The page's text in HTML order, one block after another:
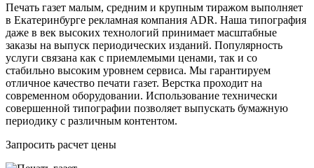
Печать газет малым, средним и крупным тиражом выполняет
в Екатеринбурге рекламная компания ADR. Наша типография
даже в век высоких технологий принимает масштабные
заказы на выпуск периодических изданий. Популярность
услуги связана как с приемлемыми ценами, так и со
стабильно высоким уровнем сервиса. Мы гарантируем
отличное качество печати газет. Верстка проходит на
современном оборудовании. Использование технически
совершенной типографии позволяет выпускать бумажную
периодику с различным контентом.
Запросить расчет цены